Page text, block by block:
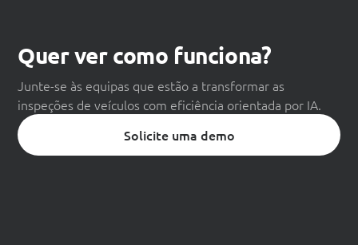
Quer ver como funciona?
Junte-se às equipas que estão a transformar as
inspeções de veículos com eficiência orientada por IA.
Solicite uma demo